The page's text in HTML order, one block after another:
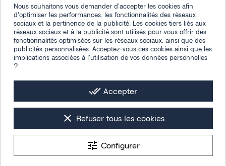
Suivi de commande
Connexion
Créez votre compte
Des questions
Contactez-nous
Facebook
Instagram
LinkedIn
Les photos de mise en situation sont générées par IA
Tous droits réservés © 2026 -Bijouterie Edora : montres & bijoux femme,
Nous souhaitons vous demander d'accepter les cookies afin
d'optimiser les performances, les fonctionnalités des réseaux
sociaux et la pertinence de la publicité. Les cookies tiers liés aux
réseaux sociaux et à la publicité sont utilisés pour vous offrir des
fonctionnalités optimisées sur les réseaux sociaux, ainsi que des
publicités personnalisées. Acceptez-vous ces cookies ainsi que les
implications associées à l'utilisation de vos données personnelles
?
done_all Accepter
clear Refuser tous les cookies
tune Configurer
9.4